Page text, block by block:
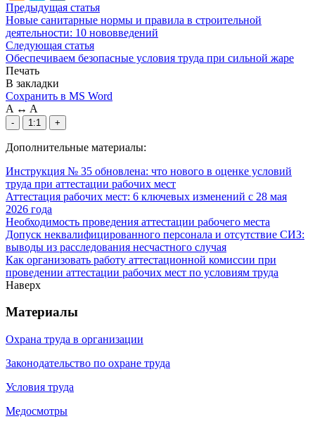
Предыдущая статья
Новые санитарные нормы и правила в строительной
деятельности: 10 нововведений
Следующая статья
Обеспечиваем безопасные условия труда при сильной жаре
Печать
В закладки
Сохранить в MS Word
A ↔ A
- 1:1 +
Дополнительные материалы:
Инструкция № 35 обновлена: что нового в оценке условий
труда при аттестации рабочих мест
Аттестация рабочих мест: 6 ключевых изменений с 28 мая
2026 года
Необходимость проведения аттестации рабочего места
Допуск неквалифицированного персонала и отсутствие СИЗ:
выводы из расследования несчастного случая
Как организовать работу аттестационной комиссии при
проведении аттестации рабочих мест по условиям труда
Наверх
Материалы
Охрана труда в организации
Законодательство по охране труда
Условия труда
Медосмотры